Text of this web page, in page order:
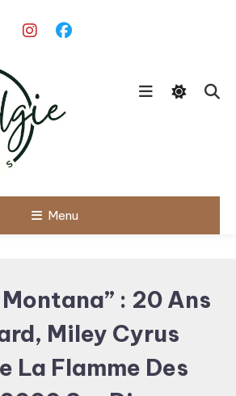
Menu
: 20 Ans
Miley Cyrus
La Flamme Des